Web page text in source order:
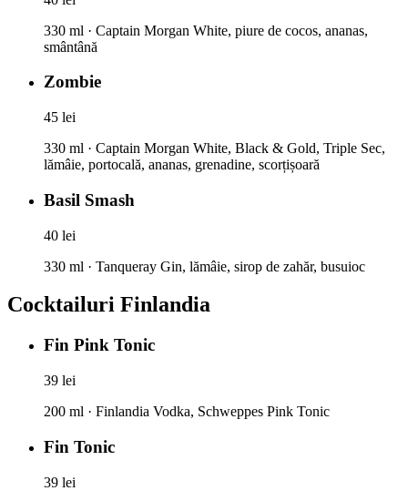
330 ml · Captain Morgan White, piure de cocos, ananas,
smântână
Zombie
45 lei
330 ml · Captain Morgan White, Black & Gold, Triple Sec,
lămâie, portocală, ananas, grenadine, scorțișoară
Basil Smash
40 lei
330 ml · Tanqueray Gin, lămâie, sirop de zahăr, busuioc
Cocktailuri Finlandia
Fin Pink Tonic
39 lei
200 ml · Finlandia Vodka, Schweppes Pink Tonic
Fin Tonic
39 lei